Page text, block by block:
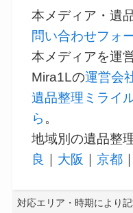
本メディア・遺
問い合わせフォ
本メディアを運
Mira1Lの運営会
遺品整理ミライ
ら 。
地域別の遺品整
良
大阪 ｜京都
対応エリア・時期により